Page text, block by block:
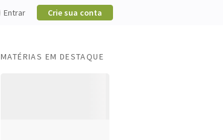
Crie sua conta
Entrar
MATÉRIAS EM DESTAQUE